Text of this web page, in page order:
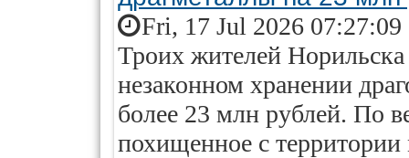
Fri, 17 Jul 2026 07:27:09
Троих жителей
незаконном хранении
более 23 млн рублей. По
похищенное с территории